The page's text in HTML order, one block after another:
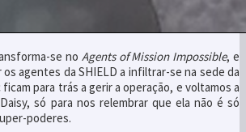
se no Agents of Mission Impossible, e
agentes da SHIELD a infiltrar-se na sede da
ficam para trás a gerir a operação, e voltamos a
só para nos relembrar que ela não é só
poderes.